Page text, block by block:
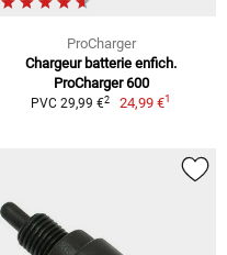
ProCharger
Chargeur batterie enfich.
ProCharger 600
PVC 29,99 €2 24,99 €1